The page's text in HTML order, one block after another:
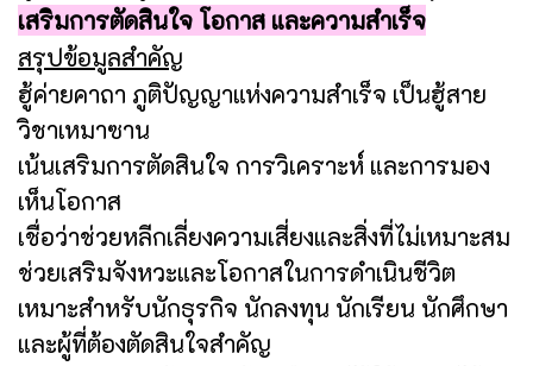
เสริมการตัดสินใจ โอกาส และความสำเร็จ
สรุปข้อมูลสำคัญ
ฮู้ค่ายคาถา ภูติปัญญาแห่งความสำเร็จ เป็นฮู้สาย
วิชาเหมาซาน
เน้นเสริมการตัดสินใจ การวิเคราะห์ และการมอง
เห็นโอกาส
เชื่อว่าช่วยหลีกเลี่ยงความเสี่ยงและสิ่งที่ไม่เหมาะสม
ช่วยเสริมจังหวะและโอกาสในการดำเนินชีวิต
เหมาะสำหรับนักธุรกิจ นักลงทุน นักเรียน นักศึกษา
และผู้ที่ต้องตัดสินใจสำคัญ